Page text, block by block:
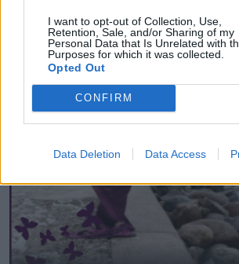
I want to opt-out of Collection, Use,
Retention, Sale, and/or Sharing of my
Personal Data that Is Unrelated with
Purposes for which it was collected.
Opted Out
CONFIRM
Data Deletion Data Access
Vai anālais sekss kaitē veselībai? Atbild